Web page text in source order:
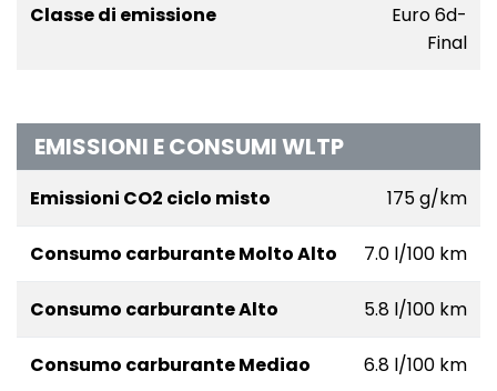
Classe di emissione
Euro 6d-
Final
EMISSIONI E CONSUMI WLTP
Emissioni CO2 ciclo misto 175 g/km
Consumo carburante Molto Alto 7.0 l/100 km
Consumo carburante Alto 5.8 l/100 km
Consumo carburante Mediao 6.8 l/100 km